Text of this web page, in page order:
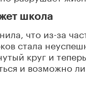
школа
что из-за
стала
круг и
и возможно